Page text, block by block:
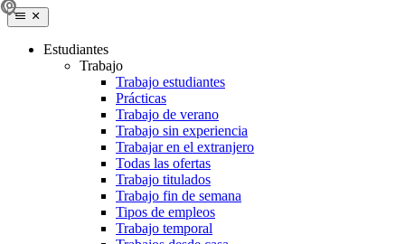
Estudiantes
Trabajo
Trabajo estudiantes
Prácticas
Trabajo de verano
Trabajo sin experiencia
Trabajar en el extranjero
Todas las ofertas
Trabajo titulados
Trabajo fin de semana
Tipos de empleos
Trabajo temporal